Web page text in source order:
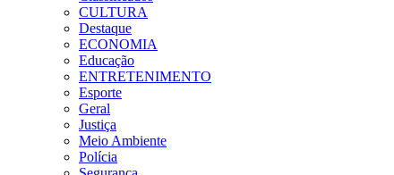
CULTURA
Destaque
ECONOMIA
Educação
ENTRETENIMENTO
Esporte
Geral
Justiça
Meio Ambiente
Polícia